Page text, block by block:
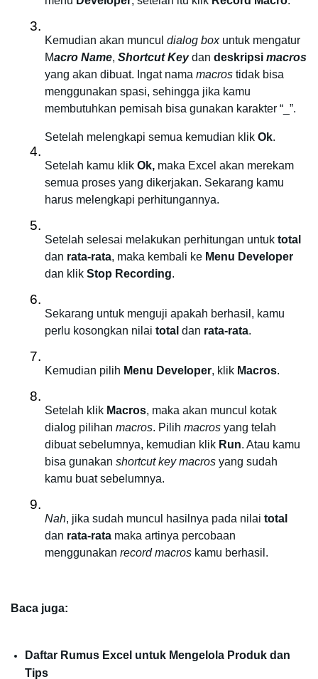
Kemudian akan muncul dialog box untuk mengatur
Macro Name, Shortcut Key dan deskripsi macros
yang akan dibuat. Ingat nama macros tidak bisa
menggunakan spasi, sehingga jika kamu
membutuhkan pemisah bisa gunakan karakter “_”.
Setelah melengkapi semua kemudian klik Ok.
Setelah kamu klik Ok, maka Excel akan merekam
semua proses yang dikerjakan. Sekarang kamu
harus melengkapi perhitungannya.
Setelah selesai melakukan perhitungan untuk
dan rata-rata, maka kembali ke Menu Developer
dan klik Stop Recording.
Sekarang untuk menguji apakah berhasil, kamu
perlu kosongkan nilai total dan rata-rata.
Kemudian pilih Menu Developer, klik Macros.
Setelah klik Macros, maka akan muncul kotak
dialog pilihan macros. Pilih macros yang telah
dibuat sebelumnya, kemudian klik Run. Atau kamu
bisa gunakan shortcut key macros yang sudah
kamu buat sebelumnya.
Nah, jika sudah muncul hasilnya pada nilai
dan rata-rata maka artinya percobaan
menggunakan record macros kamu berhasil.
Baca juga:
Daftar Rumus Excel untuk Mengelola Produk dan
Tips